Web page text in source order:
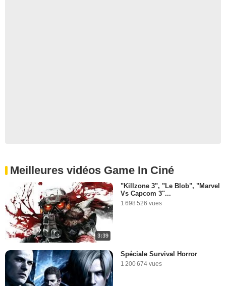
Meilleures vidéos Game In Ciné
3:39
"Killzone 3", "Le Blob", "Marvel
Vs Capcom 3"...
1 698 526 vues
Spéciale Survival Horror
1 200 674 vues